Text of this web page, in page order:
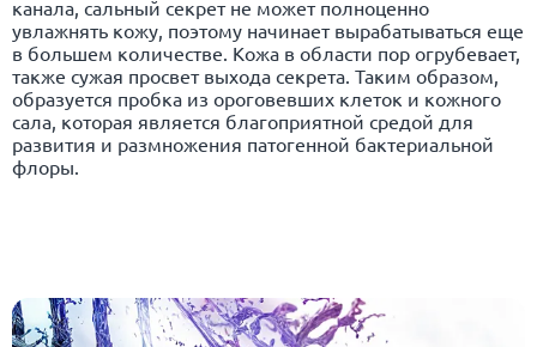
канала, сальный секрет не может полноценно
увлажнять кожу, поэтому начинает вырабатываться еще
в большем количестве. Кожа в области пор огрубевает,
также сужая просвет выхода секрета. Таким образом,
образуется пробка из ороговевших клеток и кожного
сала, которая является благоприятной средой для
развития и размножения патогенной бактериальной
флоры.